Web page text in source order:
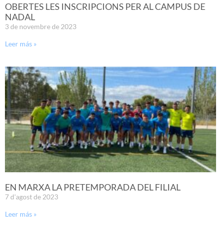
OBERTES LES INSCRIPCIONS PER AL CAMPUS DE
NADAL
3 de novembre de 2023
Leer más »
EN MARXA LA PRETEMPORADA DEL FILIAL
7 d'agost de 2023
Leer más »